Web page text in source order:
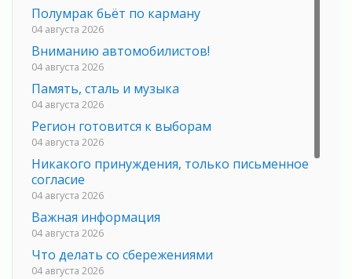
Полумрак бьёт по карману
04 августа 2026
Вниманию автомобилистов!
04 августа 2026
Память, сталь и музыка
04 августа 2026
Регион готовится к выборам
04 августа 2026
Никакого принуждения, только письменное
согласие
04 августа 2026
Важная информация
04 августа 2026
Что делать со сбережениями
04 августа 2026